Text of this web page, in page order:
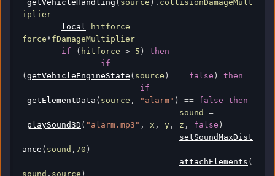
getVehicleHandling ( source ). collisionDamageMult
iplier
local hitforce =
force*fDamageMultiplier
if
( hitforce > 5 )
then
if
( getVehicleEngineState ( source ) == false )
then
if
getElementData ( source , "alarm" ) == false then
				sound
=
playSound3D ( "alarm.mp3" , x , y , z , false )
setSoundMaxDist
ance ( sound , 70 )
attachElements (
sound , source )